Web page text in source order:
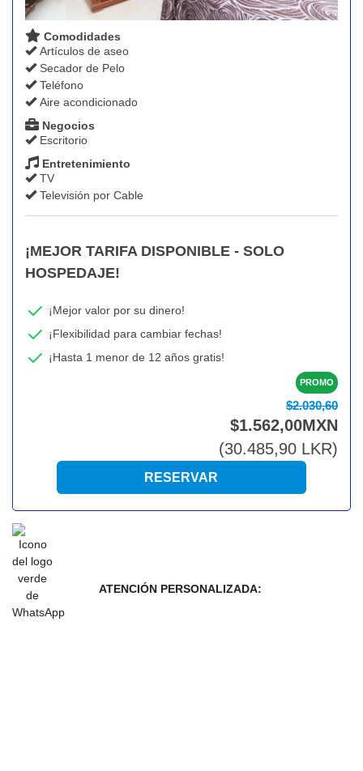
Comodidades
Artículos de aseo
Secador de Pelo
Teléfono
Aire acondicionado
Negocios
Escritorio
Entretenimiento
TV
Televisión por Cable
¡MEJOR TARIFA DISPONIBLE - SOLO
HOSPEDAJE!
¡Mejor valor por su dinero!
¡Flexibilidad para cambiar fechas!
¡Hasta 1 menor de 12 años gratis!
PROMO
$2.030,60
$1.562,00MXN
(30.485,90 LKR)
ATENCIÓN PERSONALIZADA: